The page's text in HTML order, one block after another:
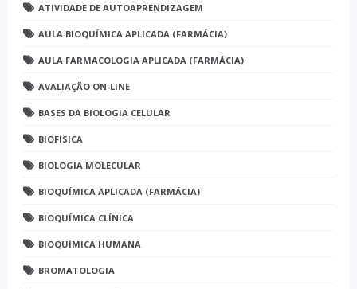
ATIVIDADE DE AUTOAPRENDIZAGEM
AULA BIOQUÍMICA APLICADA (FARMÁCIA)
AULA FARMACOLOGIA APLICADA (FARMÁCIA)
AVALIAÇÃO ON-LINE
BASES DA BIOLOGIA CELULAR
BIOFÍSICA
BIOLOGIA MOLECULAR
BIOQUÍMICA APLICADA (FARMÁCIA)
BIOQUÍMICA CLÍNICA
BIOQUÍMICA HUMANA
BROMATOLOGIA